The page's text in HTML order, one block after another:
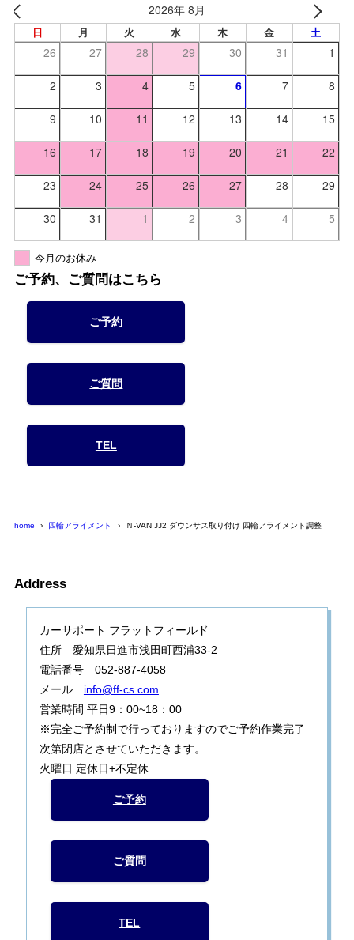
2026年 8月
日 月 火 水 木 金 土
26 27 28 29 30 31 1
2 3 4 5 6 7 8
9 10 11 12 13 14 15
16 17 18 19 20 21 22
23 24 25 26 27 28 29
30 31 1 2 3 4 5
今月のお休み
ご予約、ご質問はこちら
ご予約
ご質問
TEL
home 四輪アライメント Ｎ-VAN JJ2 ダウンサス取り付け 四輪アライメント調整
Address
カーサポート フラットフィールド
住所 愛知県日進市浅田町西浦33-2
電話番号 052-887-4058
メール info@ff-cs.com
営業時間 平日9：00~18：00
※完全ご予約制で行っておりますのでご予約作業完了
次第閉店とさせていただきます。
火曜日 定休日+不定休
ご予約
ご質問
TEL